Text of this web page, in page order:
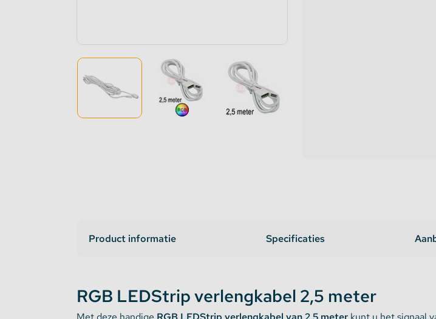
LED strip versterker
Fase aansnijding en fase afsnijding
1-10V Accessoires
Matter Compatible
Stekkerdozen
Accessoires Topmet
Accessoires Lumines
Product informatie Specificaties
RGB LEDStrip verlengkabel 2,5 meter